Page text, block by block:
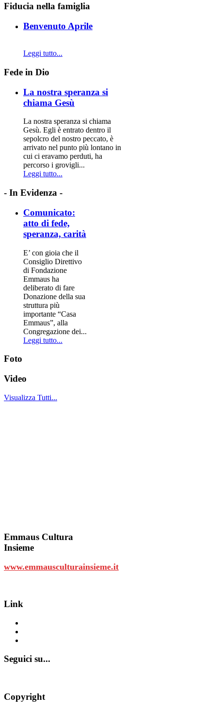
Fiducia nella famiglia
Benvenuto Aprile
Leggi tutto...
Fede in Dio
La nostra speranza si
chiama Gesù
La nostra speranza si chiama
Gesù. Egli è entrato dentro il
sepolcro del nostro peccato, è
arrivato nel punto più lontano in
cui ci eravamo perduti, ha
percorso i grovigli...
Leggi tutto...
- In Evidenza -
Comunicato:
atto di fede,
speranza, carità
E’ con gioia che il
Consiglio Direttivo
di Fondazione
Emmaus ha
deliberato di fare
Donazione della sua
struttura più
importante “Casa
Emmaus”, alla
Congregazione dei...
Leggi tutto...
Foto
Video
Visualizza Tutti...
Emmaus Cultura
Insieme
www.emmausculturainsieme.it
Link
Seguici su...
Copyright